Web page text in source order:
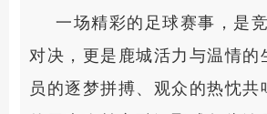
一场精彩的足球赛事，是
对决，更是鹿城活力与温情的
员的逐梦拼搏、观众的热忱共